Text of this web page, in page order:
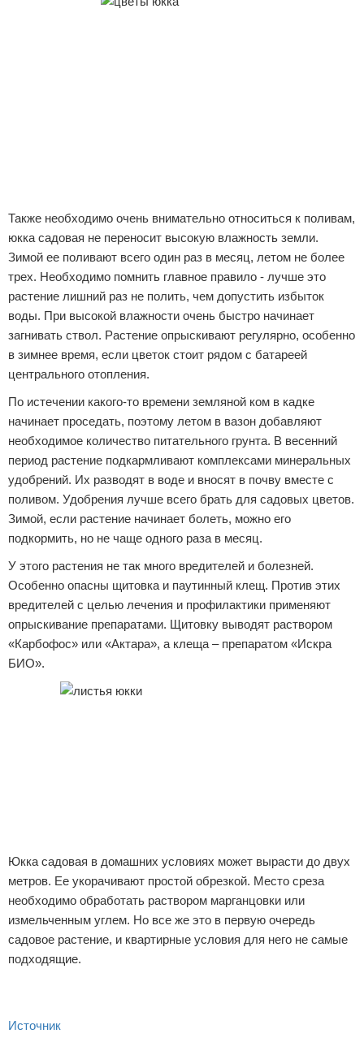
Также необходимо очень внимательно относиться к поливам,
юкка садовая не переносит высокую влажность земли.
Зимой ее поливают всего один раз в месяц, летом не более
трех. Необходимо помнить главное правило - лучше это
растение лишний раз не полить, чем допустить избыток
воды. При высокой влажности очень быстро начинает
загнивать ствол. Растение опрыскивают регулярно, особенно
в зимнее время, если цветок стоит рядом с батареей
центрального отопления.
По истечении какого-то времени земляной ком в кадке
начинает проседать, поэтому летом в вазон добавляют
необходимое количество питательного грунта. В весенний
период растение подкармливают комплексами минеральных
удобрений. Их разводят в воде и вносят в почву вместе с
поливом. Удобрения лучше всего брать для садовых цветов.
Зимой, если растение начинает болеть, можно его
подкормить, но не чаще одного раза в месяц.
У этого растения не так много вредителей и болезней.
Особенно опасны щитовка и паутинный клещ. Против этих
вредителей с целью лечения и профилактики применяют
опрыскивание препаратами. Щитовку выводят раствором
«Карбофос» или «Актара», а клеща – препаратом «Искра
БИО».
Юкка садовая в домашних условиях может вырасти до двух
метров. Ее укорачивают простой обрезкой. Место среза
необходимо обработать раствором марганцовки или
измельченным углем. Но все же это в первую очередь
садовое растение, и квартирные условия для него не самые
подходящие.
Источник